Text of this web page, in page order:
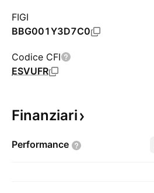
FIGI
BBG001Y3D7C0
Codice CFI
ESVUFR
Finanziari
Performance